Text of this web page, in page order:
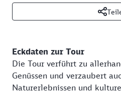
Eckdaten zur Tour
Die Tour verführt zu
Genüssen und verzaubert
Naturerlebnissen und